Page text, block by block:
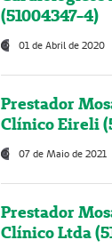
(51004347-4)
01 de Abril de 2020
Prestador
Clínico Eireli
07 de Maio de 2021
Prestador
Clínico Ltda